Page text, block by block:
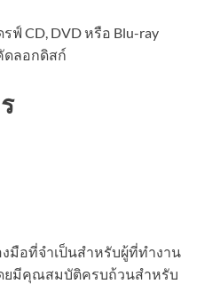
รฟ์ CD, DVD หรือ Blu-ray
ดลอกดิสก์
งมือที่จำเป็นสำหรับผู้ที่ทำงาน
ยมีคุณสมบัติครบถ้วนสำหรับ